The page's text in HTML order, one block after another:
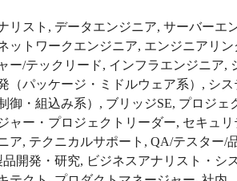
リスト , データエンジニア, サーバーエ
ットワークエンジニア, エンジニアリン
ー/テックリード, インフラエンジニア,
（パッケージ・ミドルウェア系） , シス
御・組込み系） , ブリッジSE, プロジェ
ャー・プロジェクトリーダー, セキュリ
ア, テクニカルサポート , QA/テスター/
品開発・研究, ビジネスアナリスト・シ